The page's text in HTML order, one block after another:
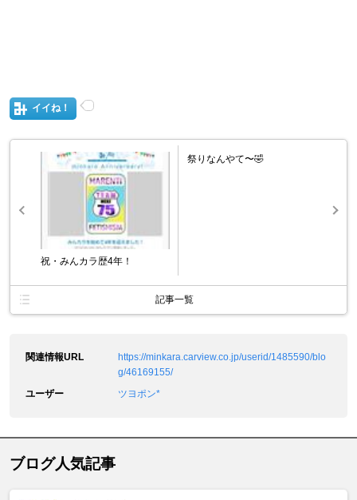
イイね！
祝・みんカラ歴4年！
祭りなんやて〜🤣
記事一覧
関連情報URL
https://minkara.carview.co.jp/userid/1485590/blo
g/46169155/
ユーザー
ツヨポン*
ブログ人気記事